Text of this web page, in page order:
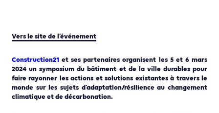
Vers le site de l’événement
Construction21 et ses partenaires organisent les 5 et 6 mars
2024 un symposium du bâtiment et de la ville durables pour
faire rayonner les actions et solutions existantes à travers le
monde sur les sujets d’adaptation/résilience au changement
climatique et de décarbonation.